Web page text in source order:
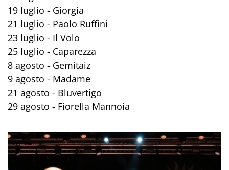
19 luglio - Giorgia
21 luglio - Paolo Ruffini
23 luglio - Il Volo
25 luglio - Caparezza
8 agosto - Gemitaiz
9 agosto - Madame
21 agosto - Bluvertigo
29 agosto - Fiorella Mannoia